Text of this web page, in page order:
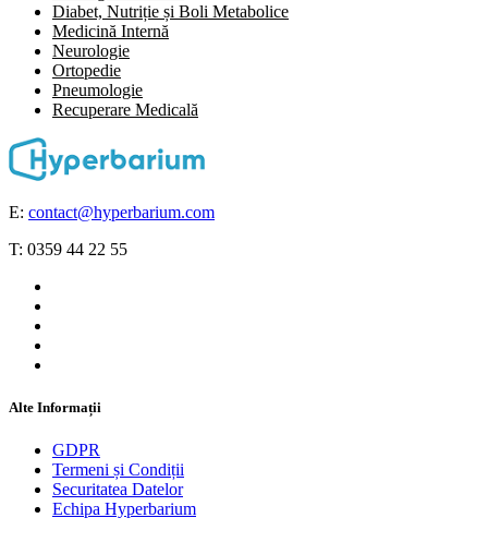
Diabet, Nutriție și Boli Metabolice
Medicină Internă
Neurologie
Ortopedie
Pneumologie
⁠Recuperare Medicală
E: contact@hyperbarium.com
T: 0359 44 22 55
Alte Informații
GDPR
Termeni și Condiții
Securitatea Datelor
Echipa Hyperbarium